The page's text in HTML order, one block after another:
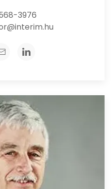
3976